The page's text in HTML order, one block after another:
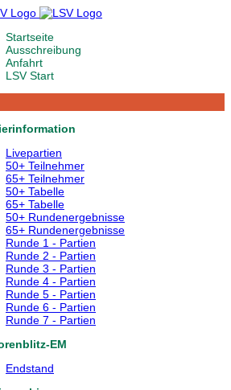
Startseite
Ausschreibung
Anfahrt
LSV Start
Livepartien
50+ Teilnehmer
65+ Teilnehmer
50+ Tabelle
65+ Tabelle
50+ Rundenergebnisse
65+ Rundenergebnisse
Runde 1 - Partien
Runde 2 - Partien
Runde 3 - Partien
Runde 4 - Partien
Runde 5 - Partien
Runde 6 - Partien
Runde 7 - Partien
EM
Endstand